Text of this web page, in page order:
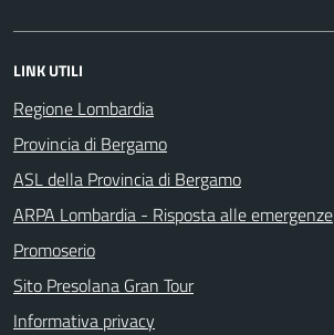
LINK UTILI
Regione Lombardia
Provincia di Bergamo
ASL della Provincia di Bergamo
ARPA Lombardia - Risposta alle emergenze
Promoserio
Sito Presolana Gran Tour
Informativa privacy